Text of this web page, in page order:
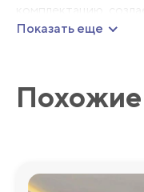
комплектацию,
барбекю создают
обеспечивают
более подробную
Показать еще